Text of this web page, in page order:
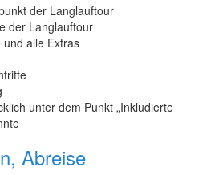
der Langlauftour
der Langlauftour
alle Extras
unter dem Punkt „Inkludierte
Abreise